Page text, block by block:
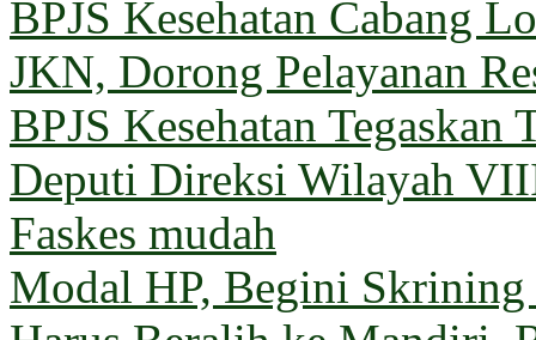
BPJS Kesehatan Cabang
JKN, Dorong Pelayanan
BPJS Kesehatan Tegaskan
Deputi Direksi Wilayah
Faskes mudah
Modal HP, Begini Skrining